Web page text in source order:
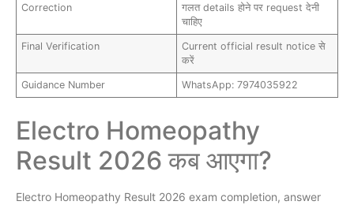
Correction
गलत details होने पर request देनी
चाहिए
Final Verification
Current official result notice से
करें
Guidance Number WhatsApp: 7974035922
Electro Homeopathy
Result 2026 कब आएगा?
Electro Homeopathy Result 2026 exam completion, answer